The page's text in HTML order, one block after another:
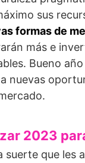
sus
formas de
más e
Bueno
nuevas
2023
suerte que les